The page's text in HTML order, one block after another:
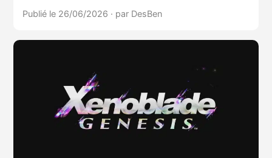
Publié le 26/06/2026 · par DesBen